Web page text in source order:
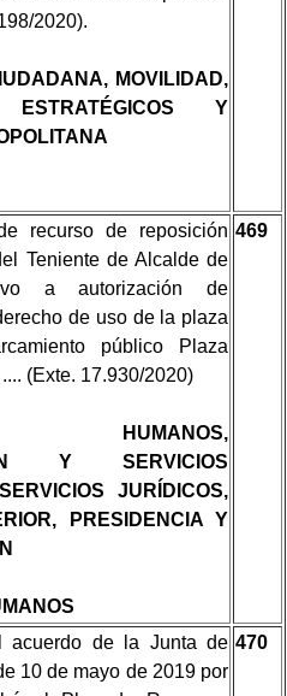
2020).
MOVILIDAD,
ESTRATÉGICOS Y
recurso de reposición
Teniente de Alcalde de
a autorización de
de uso de la plaza
público Plaza
(Exte. 17.930/2020)
HUMANOS,
Y SERVICIOS
JURÍDICOS,
PRESIDENCIA Y
469
acuerdo de la Junta de
10 de mayo de 2019 por
470